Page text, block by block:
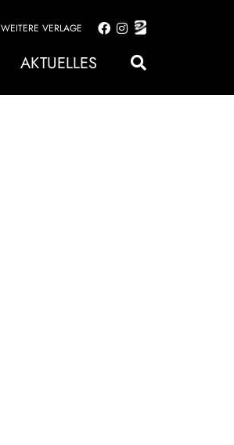
WEITERE VERLAGE
Zur
springen
Zum
springen
AKTUELLES